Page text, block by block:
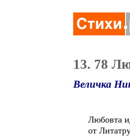
13. 78
Величка
Любовта
от